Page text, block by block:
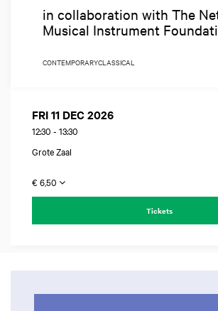
in collaboration with The
Musical Instrument
CONTEMPORARYCLASSICAL
FRI 11 DEC 2026
12:30 - 13:30
Grote Zaal
€ 6,50
Tickets